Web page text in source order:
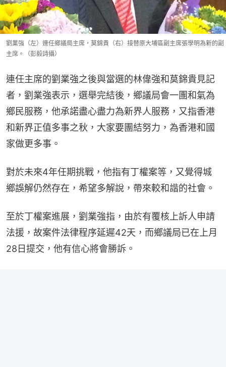
劉業強（左）連任鄉議局主席，莫錦貴（右）接替原大埔區副主席張學明為新的副
主席。（彭毅詩攝）
連任主席的劉業強之後與當選的林偉強和莫錦貴見記
者，劉業強表示，選舉完結後，鄉議局會一團和氣為
鄉民服務，他承諾盡心盡力為新界人服務，又指香港
和新界正值多事之秋，大家要團結努力，為香港和國
家做更多事。
對於未來4年任期挑戰，他指有丁權案等，又覺得城
鄉誤解仍然存在，希望多解說，帶來較和諧的社會。
至於丁權案進展，劉業強指，由於有覆核上訴人申請
法援，故案件法律程序延遲42天，而鄉議局已在上月
28日提交，他有信心將會勝訴。